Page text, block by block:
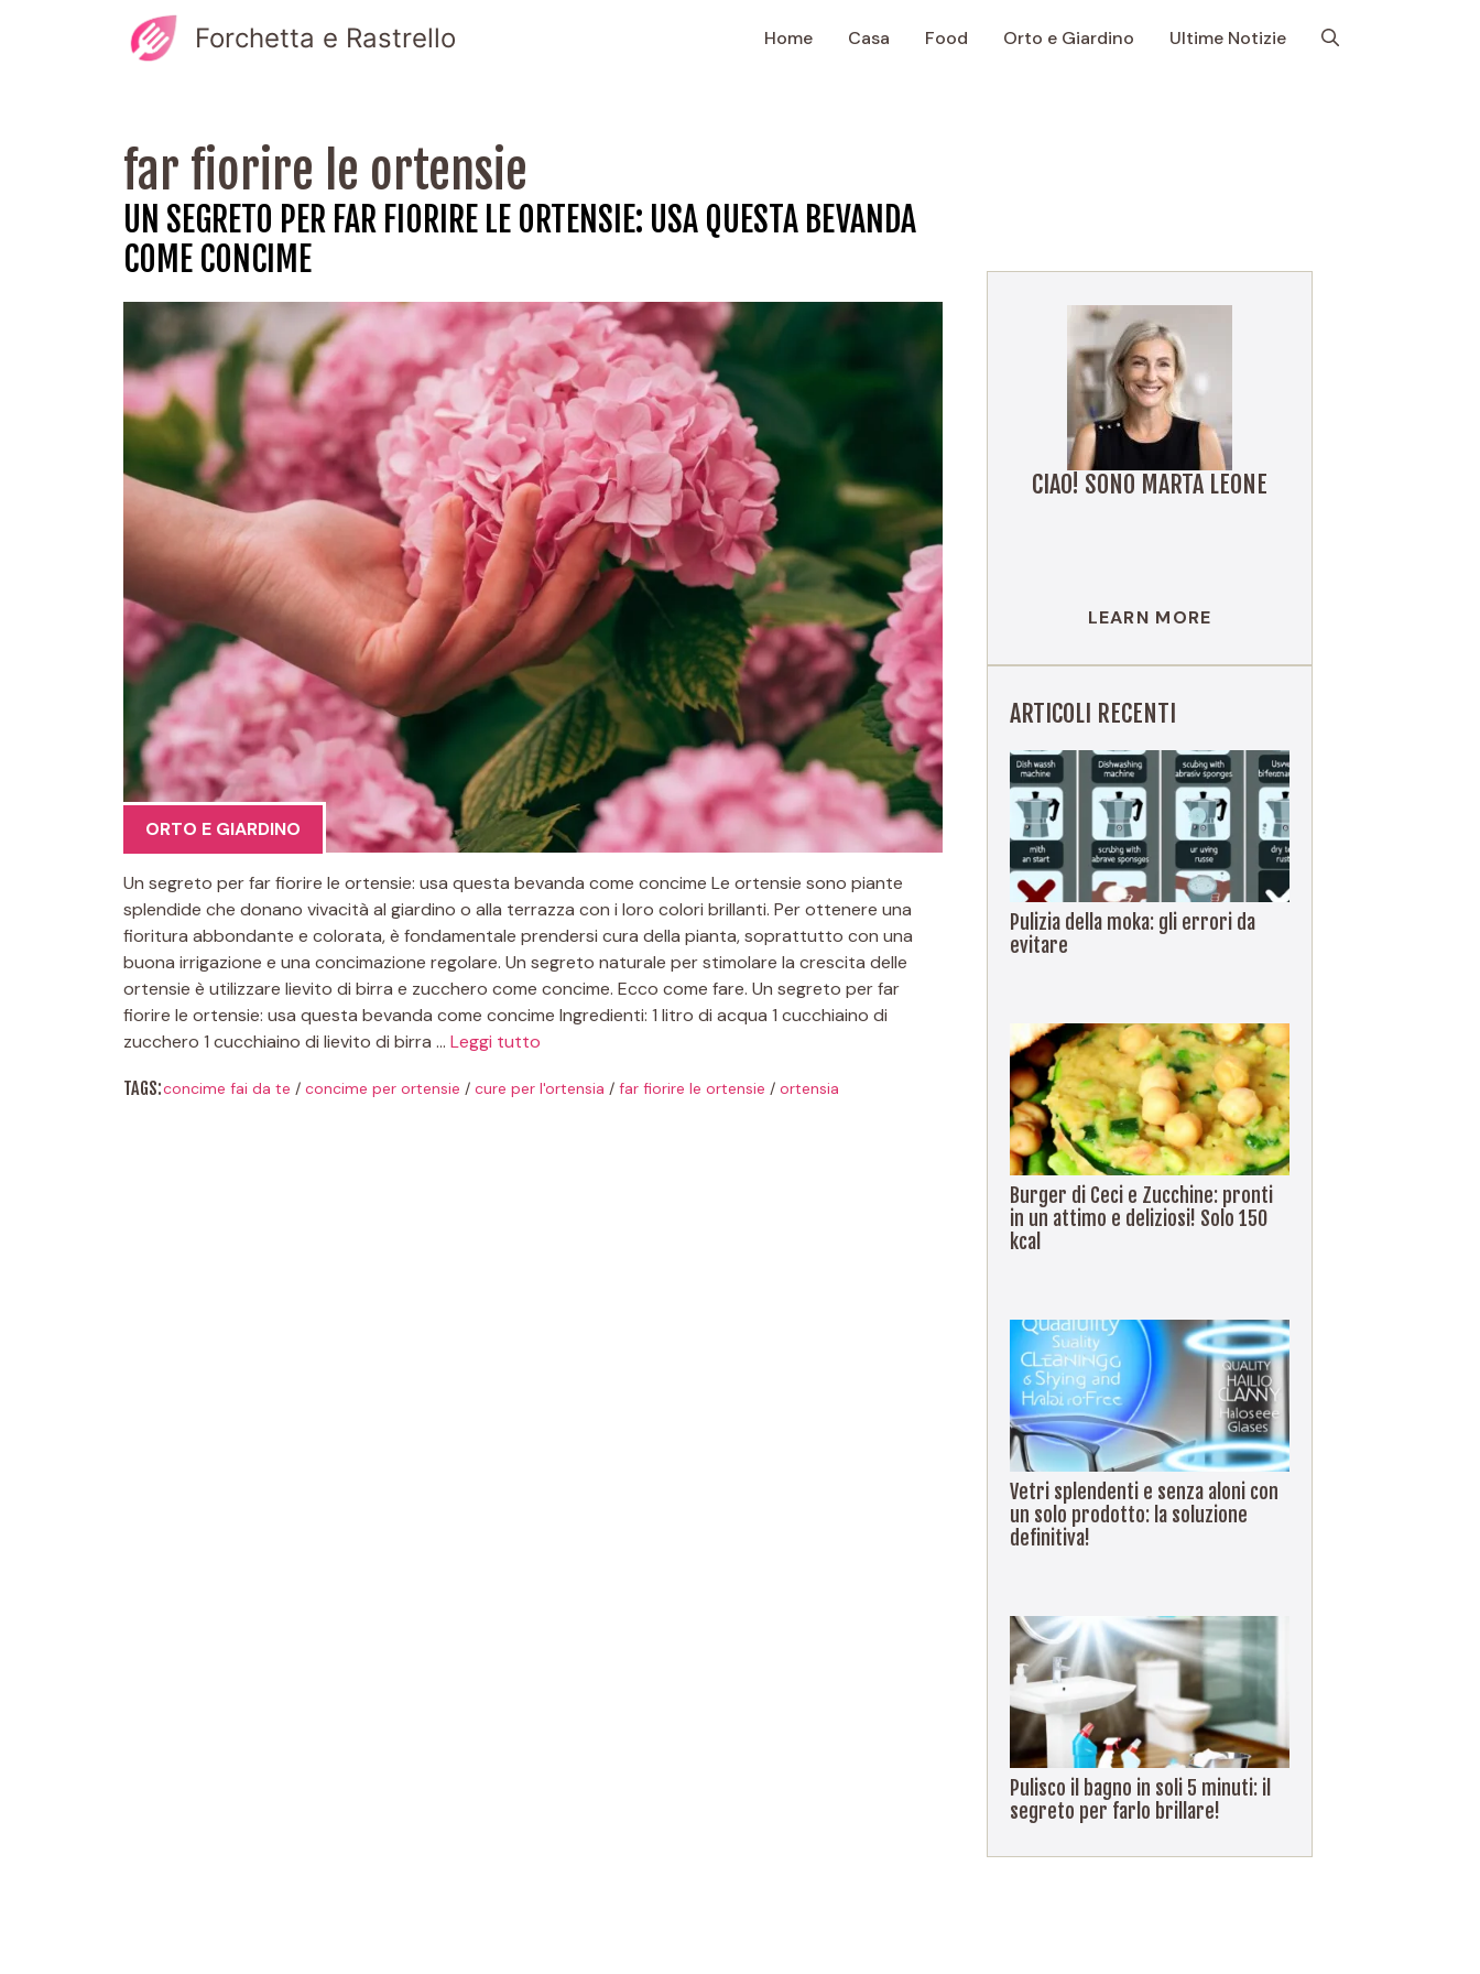
Forchetta e Rastrello Home Casa Food Orto e Giardino Ultime Notizie
far fiorire le ortensie
UN SEGRETO PER FAR FIORIRE LE ORTENSIE: USA QUESTA BEVANDA
COME CONCIME
ORTO E GIARDINO
Un segreto per far fiorire le ortensie: usa questa bevanda come concime Le ortensie sono piante
splendide che donano vivacità al giardino o alla terrazza con i loro colori brillanti. Per ottenere una
fioritura abbondante e colorata, è fondamentale prendersi cura della pianta, soprattutto con una
buona irrigazione e una concimazione regolare. Un segreto naturale per stimolare la crescita delle
ortensie è utilizzare lievito di birra e zucchero come concime. Ecco come fare. Un segreto per far
fiorire le ortensie: usa questa bevanda come concime Ingredienti: 1 litro di acqua 1 cucchiaino di
zucchero 1 cucchiaino di lievito di birra … Leggi tutto
TAGS:concime fai da te / concime per ortensie / cure per l'ortensia / far fiorire le ortensie / ortensia
CIAO! SONO MARTA LEONE
LEARN MORE
ARTICOLI RECENTI
Pulizia della moka: gli errori da
evitare
Burger di Ceci e Zucchine: pronti
in un attimo e deliziosi! Solo 150
kcal
Vetri splendenti e senza aloni con
un solo prodotto: la soluzione
definitiva!
Pulisco il bagno in soli 5 minuti: il
segreto per farlo brillare!